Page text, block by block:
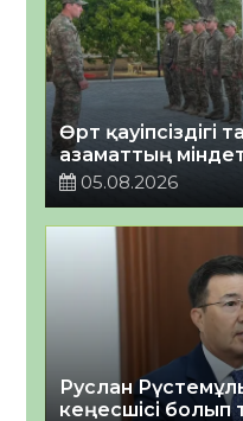
Өрт қауіпсіздігі
азаматтың
05.08.2026
Руслан
кеңесшісі болып